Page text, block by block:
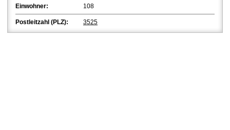
Einwohner:
108
Postleitzahl (PLZ): 3525